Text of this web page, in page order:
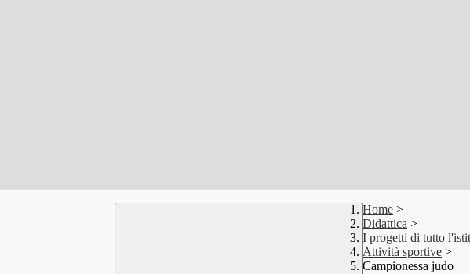
Home >
Didattica >
I progetti di tutto
Attività sportive >
Campionessa judo